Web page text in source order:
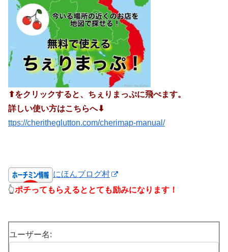
⬆︎をクリックすると、ちぇりまっぷに飛べます。
詳しい使い方はこちらへ⬇︎
ttps://cheritheglutton.com/cherimap-manual/
にほんブログ村
👆ポチってもらえるととても励みになります！
ユーザー名: